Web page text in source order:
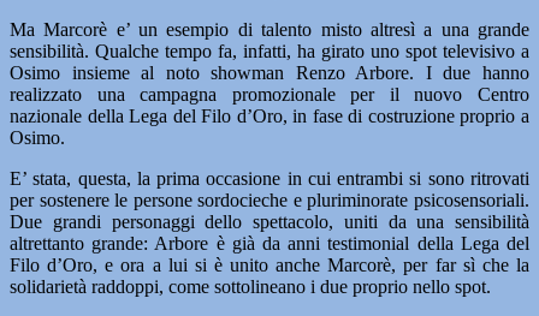
Ma Marcorè e’ un esempio di talento misto altresì a una grande
sensibilità. Qualche tempo fa, infatti, ha girato uno spot televisivo a
Osimo insieme al noto showman Renzo Arbore. I due hanno
realizzato una campagna promozionale per il nuovo Centro
nazionale della Lega del Filo d’Oro, in fase di costruzione proprio a
Osimo.
E’ stata, questa, la prima occasione in cui entrambi si sono ritrovati
per sostenere le persone sordocieche e pluriminorate psicosensoriali.
Due grandi personaggi dello spettacolo, uniti da una sensibilità
altrettanto grande: Arbore è già da anni testimonial della Lega del
Filo d’Oro, e ora a lui si è unito anche Marcorè, per far sì che la
solidarietà raddoppi, come sottolineano i due proprio nello spot.